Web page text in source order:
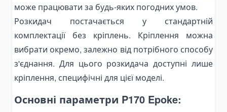
Mechanical Flange Spreaders
Hydraulic Flange Spreaders
Pipe Expanders
Баки на тягачі
Масляні гідравлічні баки
Паливні баки
Комплектуючі для баків
може працювати за будь-яких погодних умов.
Розкидач постачається у стандартній
комплектації без кріплень. Кріплення можна
вибрати окремо, залежно від потрібного способу
з'єднання. Для цього розкидача доступні лише
кріплення, специфічні для цієї моделі.
Основні параметри P170 Epoke: